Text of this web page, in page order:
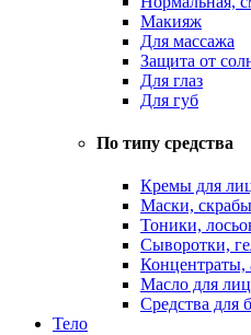
Макияж
Для массажа
Защита от
Для глаз
Для губ
По типу средства
Кремы для
Маски,
Тоники,
Сыворотки,
Концентраты,
Масло для
Средства для
Тело